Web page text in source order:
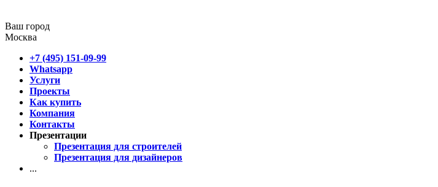
Ваш город
Москва
+7 (495) 151-09-99
Whatsapp
Услуги
Проекты
Как купить
Компания
Контакты
Презентации
Презентация для строителей
Презентация для дизайнеров
...